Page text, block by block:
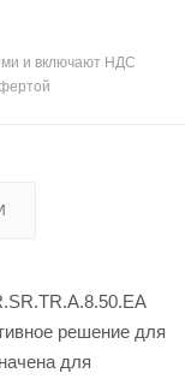
и включают НДС
решение для
для